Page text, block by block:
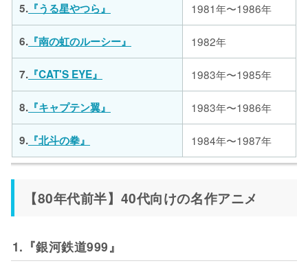
5. 『うる星やつら』 1981年〜1986年
6. 『南の虹のルーシー』 1982年
7. 『CAT'S EYE』 1983年〜1985年
8. 『キャプテン翼』 1983年〜1986年
9. 『北斗の拳』 1984年〜1987年
12.『聖闘士星矢』
19.『美少女戦士セーラームー
20.『幽☆遊☆白書』
譚-』
33.『みどりのマキバオー』
ん』
43.『ゲゲゲの鬼太郎 第4シリー
ズ』
在
52.『犬夜叉』
2000年〜2004年
【80年代前半】40代向けの名作アニメ
1.『銀河鉄道999』